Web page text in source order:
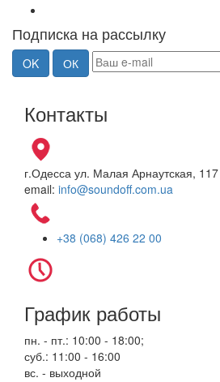
Подписка на рассылку
Контакты
г.Одесса ул. Малая Арнаутская, 117
email: info@soundoff.com.ua
+38 (068) 426 22 00
График работы
пн. - пт.: 10:00 - 18:00;
суб.: 11:00 - 16:00
вс. - выходной